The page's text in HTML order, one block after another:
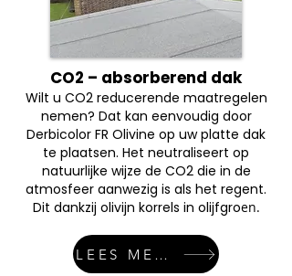
CO2 – absorberend dak
Wilt u CO2 reducerende maatregelen
nemen? Dat kan eenvoudig door
Derbicolor FR Olivine op uw platte dak
te plaatsen. Het neutraliseert op
natuurlijke wijze de CO2 die in de
atmosfeer aanwezig is als het regent.
Dit dankzij olivijn korrels in olijfgroen.
LEES MEER